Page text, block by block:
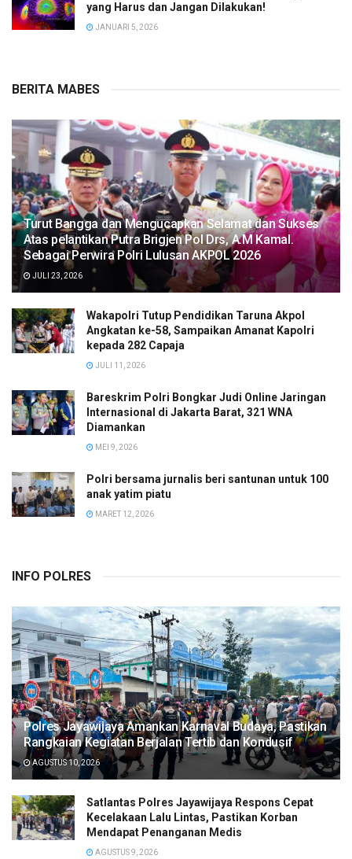
yang Harus dan Jangan Dilakukan!
JANUARI 5, 2026
BERITA MABES
Turut Bangga dan Mengucapkan Selamat dan Sukses
Atas pelantikan Putra Brigjen Pol Drs, A.M Kamal.
Sebagai Perwira Polri Lulusan AKPOL 2026
JULI 23, 2026
Wakapolri Tutup Pendidikan Taruna Akpol
Angkatan ke-58, Sampaikan Amanat Kapolri
kepada 282 Capaja
JULI 11, 2026
Bareskrim Polri Bongkar Judi Online Jaringan
Internasional di Jakarta Barat, 321 WNA
Diamankan
MEI 9, 2026
Polri bersama jurnalis beri santunan untuk 100
anak yatim piatu
MARET 12, 2026
INFO POLRES
Polres Jayawijaya Amankan Karnaval Budaya, Pastikan
Rangkaian Kegiatan Berjalan Tertib dan Kondusif
AGUSTUS 10, 2026
Satlantas Polres Jayawijaya Respons Cepat
Kecelakaan Lalu Lintas, Pastikan Korban
Mendapat Penanganan Medis
AGUSTUS 9, 2026